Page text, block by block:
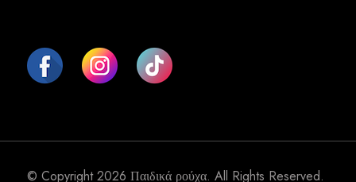
© Copyright 2026 Παιδικά ρούχα. All Rights Reserved.